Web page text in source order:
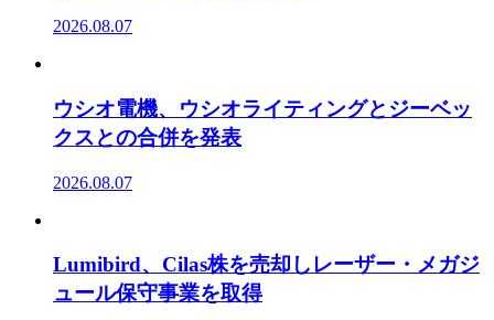
2026.08.07
ウシオ電機、ウシオライティングとジーベッ
クスとの合併を発表
2026.08.07
Lumibird、Cilas株を売却しレーザー・メガジ
ュール保守事業を取得